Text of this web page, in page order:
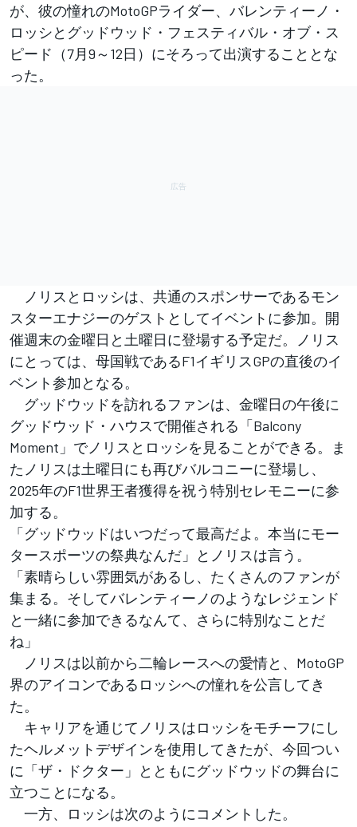
が、彼の憧れのMotoGPライダー、バレンティーノ・
ロッシとグッドウッド・フェスティバル・オブ・ス
ピード（7月9～12日）にそろって出演することとな
った。
ノリスとロッシは、共通のスポンサーであるモン
スターエナジーのゲストとしてイベントに参加。開
催週末の金曜日と土曜日に登場する予定だ。ノリス
にとっては、母国戦であるF1イギリスGPの直後のイ
ベント参加となる。
グッドウッドを訪れるファンは、金曜日の午後に
グッドウッド・ハウスで開催される「Balcony
Moment」でノリスとロッシを見ることができる。ま
たノリスは土曜日にも再びバルコニーに登場し、
2025年のF1世界王者獲得を祝う特別セレモニーに参
加する。
「グッドウッドはいつだって最高だよ。本当にモー
タースポーツの祭典なんだ」とノリスは言う。
「素晴らしい雰囲気があるし、たくさんのファンが
集まる。そしてバレンティーノのようなレジェンド
と一緒に参加できるなんて、さらに特別なことだ
ね」
ノリスは以前から二輪レースへの愛情と、MotoGP
界のアイコンであるロッシへの憧れを公言してき
た。
キャリアを通じてノリスはロッシをモチーフにし
たヘルメットデザインを使用してきたが、今回つい
に「ザ・ドクター」とともにグッドウッドの舞台に
立つことになる。
一方、ロッシは次のようにコメントした。